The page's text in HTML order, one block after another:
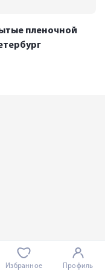
пленочной
Избранное Профиль